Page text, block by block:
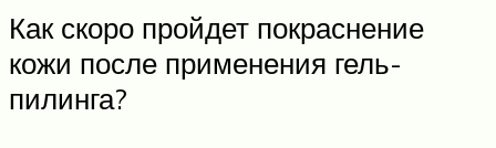
Как скоро пройдет покраснение
кожи после применения гель-
пилинга?